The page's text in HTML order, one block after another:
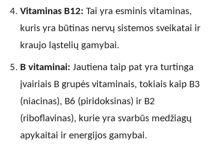
Vitaminas B12: Tai yra esminis vitaminas,
kuris yra būtinas nervų sistemos sveikatai ir
kraujo ląstelių gamybai.
B vitaminai: Jautiena taip pat yra turtinga
įvairiais B grupės vitaminais, tokiais kaip B3
(niacinas), B6 (piridoksinas) ir B2
(riboflavinas), kurie yra svarbūs medžiagų
apykaitai ir energijos gamybai.